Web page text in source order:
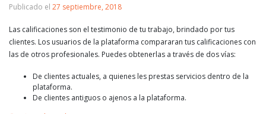
Publicado el 27 septiembre, 2018
Las calificaciones son el testimonio de tu trabajo, brindado por tus
clientes. Los usuarios de la plataforma compararan tus calificaciones con
las de otros profesionales. Puedes obtenerlas a través de dos vías:
De clientes actuales, a quienes les prestas servicios dentro de la
plataforma.
De clientes antiguos o ajenos a la plataforma.